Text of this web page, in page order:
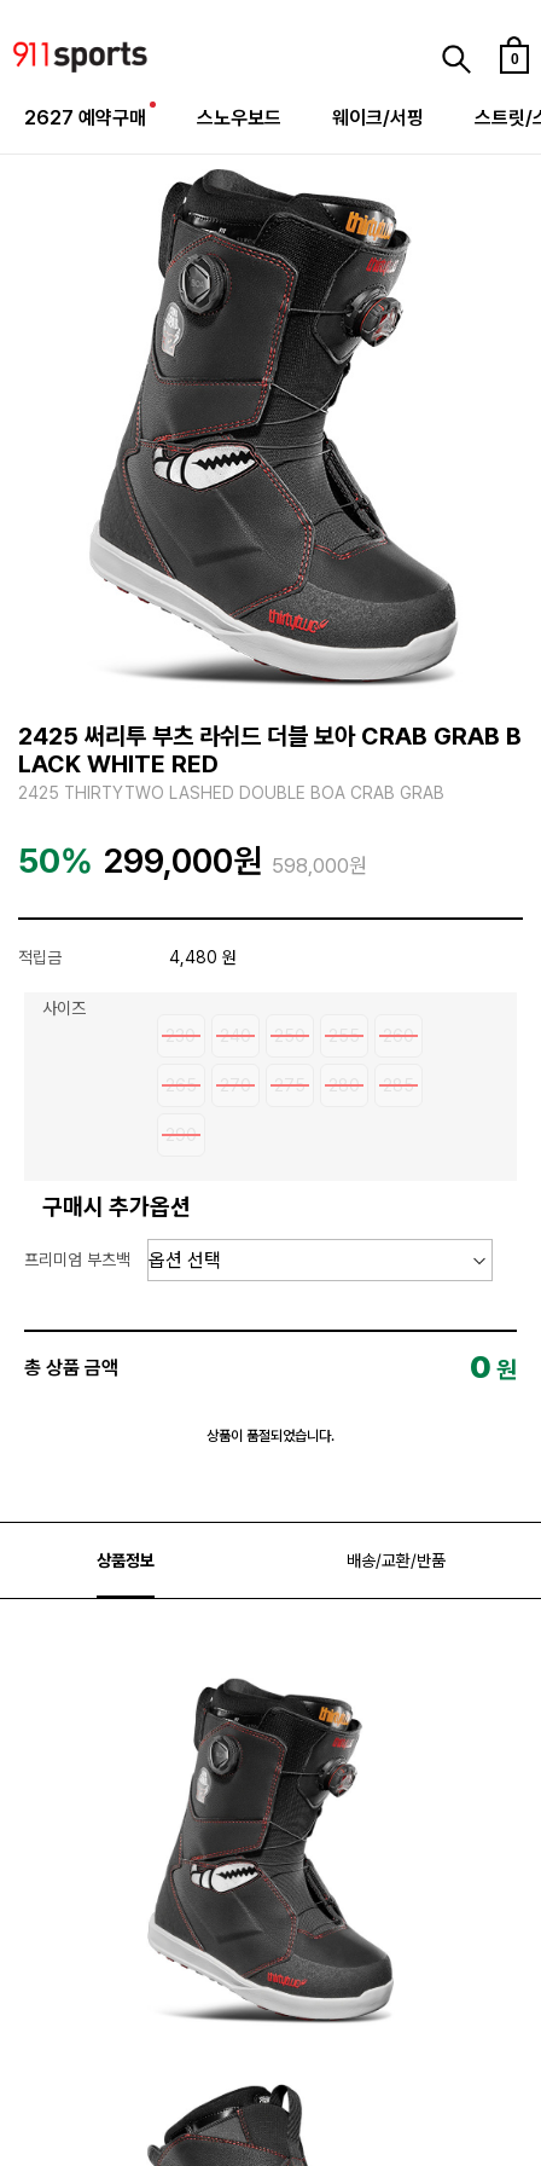
0
2627 예약구매 스노우보드 웨이크/서핑 스트릿/
2425 써리투 부츠 라쉬드 더블 보아 CRAB GRAB B
LACK WHITE RED
2425 THIRTYTWO LASHED DOUBLE BOA CRAB GRAB
50% 299,000원 598,000원
적립금 4,480 원
사이즈
230
240 250 255 260
265 270 275 280 285
290
구매시 추가옵션
프리미엄 부츠백
총 상품 금액 0 원
상품이 품절되었습니다.
상품정보 배송/교환/반품